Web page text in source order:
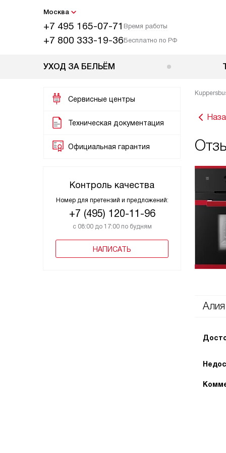
Москва
+7 495 165-07-71 Время работы
+7 800 333-19-36Бесплатно по РФ
УХОД ЗА БЕЛЬЁМ
Сервисные центры
Техническая документация
Официальная гарантия
Контроль качества
Номер для претензий и предложений:
+7 (495) 120-11-96
с 08:00 до 17:00 по будням
НАПИСАТЬ
Алия